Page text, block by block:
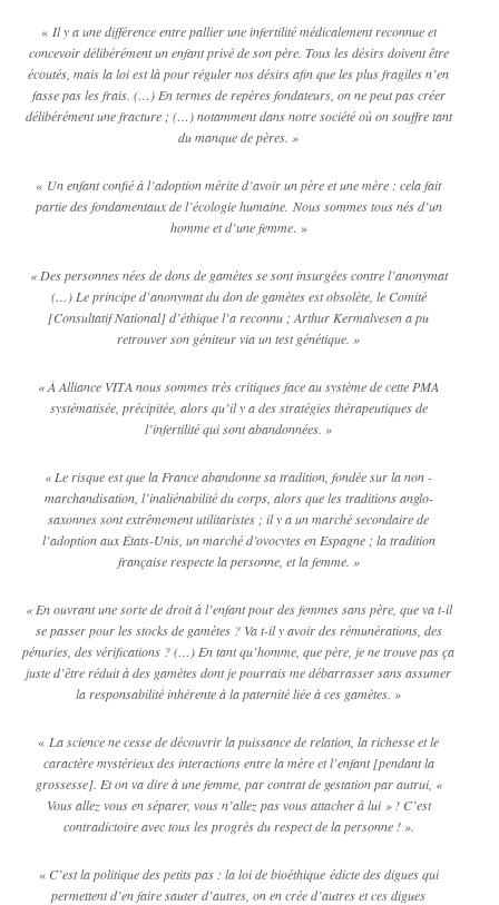
« Il y a une différence entre pallier une infertilité médicalement reconnue et
concevoir délibérément un enfant privé de son père. Tous les désirs doivent être
écoutés, mais la loi est là pour réguler nos désirs afin que les plus fragiles n’en
fasse pas les frais. (…) En termes de repères fondateurs, on ne peut pas créer
délibérément une fracture ; (…) notamment dans notre société où on souffre tant
du manque de pères. »
« Un enfant confié à l’adoption mérite d’avoir un père et une mère : cela fait
partie des fondamentaux de l’écologie humaine. Nous sommes tous nés d’un
homme et d’une femme. »
« Des personnes nées de dons de gamètes se sont insurgées contre l’anonymat
(…) Le principe d’anonymat du don de gamètes est obsolète, le Comité
[Consultatif National] d’éthique l’a reconnu ; Arthur Kermalvesen a pu
retrouver son géniteur via un test génétique. »
« À Alliance VITA nous sommes très critiques face au système de cette PMA
systématisée, précipitée, alors qu’il y a des stratégies thérapeutiques de
l’infertilité qui sont abandonnées. »
« Le risque est que la France abandonne sa tradition, fondée sur la non -
marchandisation, l’inaliénabilité du corps, alors que les traditions anglo-
saxonnes sont extrêmement utilitaristes ; il y a un marché secondaire de
l’adoption aux États-Unis, un marché d’ovocytes en Espagne ; la tradition
française respecte la personne, et la femme. »
« En ouvrant une sorte de droit à l’enfant pour des femmes sans père, que va t-il
se passer pour les stocks de gamètes ? Va t-il y avoir des rémunérations, des
pénuries, des vérifications ? (…) En tant qu’homme, que père, je ne trouve pas ça
juste d’être réduit à des gamètes dont je pourrais me débarrasser sans assumer
la responsabilité inhérente à la paternité liée à ces gamètes. »
« La science ne cesse de découvrir la puissance de relation, la richesse et le
caractère mystérieux des interactions entre la mère et l’enfant [pendant la
grossesse]. Et on va dire à une femme, par contrat de gestation par autrui, «
Vous allez vous en séparer, vous n’allez pas vous attacher à lui » ! C’est
contradictoire avec tous les progrès du respect de la personne ! ».
« C’est la politique des petits pas : la loi de bioéthique édicte des digues qui
permettent d’en faire sauter d’autres, on en crée d’autreset ces digues